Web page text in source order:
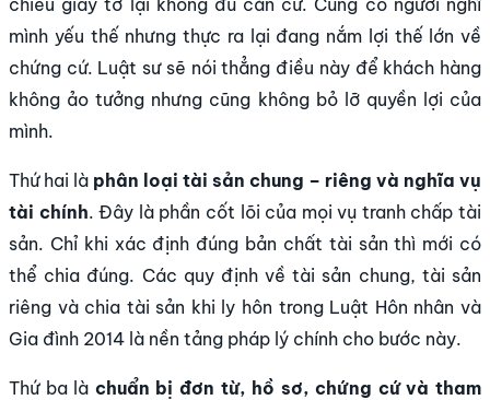
mình yếu thế nhưng thực ra lại đang nắm lợi thế lớn về
chứng cứ. Luật sư sẽ nói thẳng điều này để khách hàng
không ảo tưởng nhưng cũng không bỏ lỡ quyền lợi của
mình.
Thứ hai là phân loại tài sản chung – riêng và nghĩa vụ
tài chính. Đây là phần cốt lõi của mọi vụ tranh chấp tài
sản. Chỉ khi xác định đúng bản chất tài sản thì mới có
thể chia đúng. Các quy định về tài sản chung, tài sản
riêng và chia tài sản khi ly hôn trong Luật Hôn nhân và
Gia đình 2014 là nền tảng pháp lý chính cho bước này.
Thứ ba là chuẩn bị đơn từ, hồ sơ, chứng cứ và tham